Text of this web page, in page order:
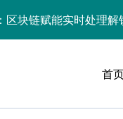
区块链赋能实时处理解
据处理引擎驱动大数据
大数据实时引擎，驱
首